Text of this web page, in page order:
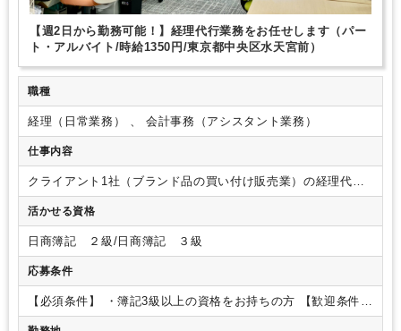
【週2日から勤務可能！】経理代行業務をお任せします（パー
ト・アルバイト/時給1350円/東京都中央区水天宮前）
職種
経理（日常業務） 、 会計事務（アシスタント業務）
仕事内容
クライアント1社（ブランド品の買い付け販売業）の経理代行
業務をお任せいたします。 【具体的な業務内容】・記帳代行
業務・入出金管理（クライアントからの連絡を受け、入金対
応をしていただきます）
・その他の書類整理などの事務業
務、電話応対等
活かせる資格
日商簿記 ２級/日商簿記 ３級
応募条件
【必須条件】 ・簿記3級以上の資格をお持ちの方
【歓迎条件】
・マネーフォワード、Googleドライブの使用に慣れている方